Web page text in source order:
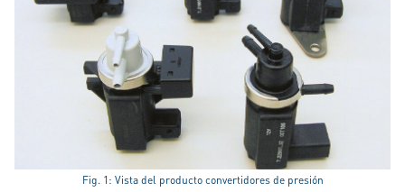
Fig. 1: Vista del producto convertidores de presión